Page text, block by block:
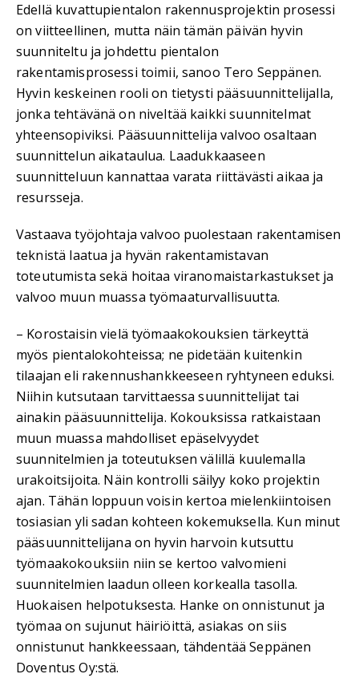
Edellä kuvattupientalon rakennusprojektin prosessi
on viitteellinen, mutta näin tämän päivän hyvin
suunniteltu ja johdettu pientalon
rakentamisprosessi toimii, sanoo Tero Seppänen.
Hyvin keskeinen rooli on tietysti pääsuunnittelijalla,
jonka tehtävänä on niveltää kaikki suunnitelmat
yhteensopiviksi. Pääsuunnittelija valvoo osaltaan
suunnittelun aikataulua. Laadukkaaseen
suunnitteluun kannattaa varata riittävästi aikaa ja
resursseja.
Vastaava työjohtaja valvoo puolestaan rakentamisen
teknistä laatua ja hyvän rakentamistavan
toteutumista sekä hoitaa viranomaistarkastukset ja
valvoo muun muassa työmaaturvallisuutta.
– Korostaisin vielä työmaakokouksien tärkeyttä
myös pientalokohteissa; ne pidetään kuitenkin
tilaajan eli rakennushankkeeseen ryhtyneen eduksi.
Niihin kutsutaan tarvittaessa suunnittelijat tai
ainakin pääsuunnittelija. Kokouksissa ratkaistaan
muun muassa mahdolliset epäselvyydet
suunnitelmien ja toteutuksen välillä kuulemalla
urakoitsijoita. Näin kontrolli säilyy koko projektin
ajan. Tähän loppuun voisin kertoa mielenkiintoisen
tosiasian yli sadan kohteen kokemuksella. Kun minut
pääsuunnittelijana on hyvin harvoin kutsuttu
työmaakokouksiin niin se kertoo valvomieni
suunnitelmien laadun olleen korkealla tasolla.
Huokaisen helpotuksesta. Hanke on onnistunut ja
työmaa on sujunut häiriöittä, asiakas on siis
onnistunut hankkeessaan, tähdentää Seppänen
Doventus Oy:stä.